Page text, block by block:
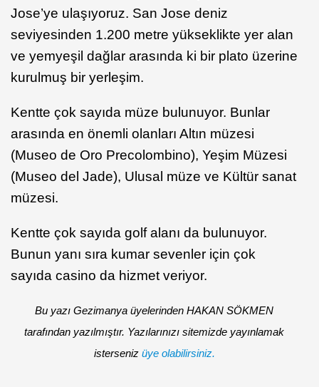
Jose’ye ulaşıyoruz. San Jose deniz
seviyesinden 1.200 metre yükseklikte yer alan
ve yemyeşil dağlar arasında ki bir plato üzerine
kurulmuş bir yerleşim.
Kentte çok sayıda müze bulunuyor. Bunlar
arasında en önemli olanları Altın müzesi
(Museo de Oro Precolombino), Yeşim Müzesi
(Museo del Jade), Ulusal müze ve Kültür sanat
müzesi.
Kentte çok sayıda golf alanı da bulunuyor.
Bunun yanı sıra kumar sevenler için çok
sayıda casino da hizmet veriyor.
Bu yazı Gezimanya üyelerinden HAKAN SÖKMEN
tarafından yazılmıştır. Yazılarınızı sitemizde yayınlamak
isterseniz üye olabilirsiniz.